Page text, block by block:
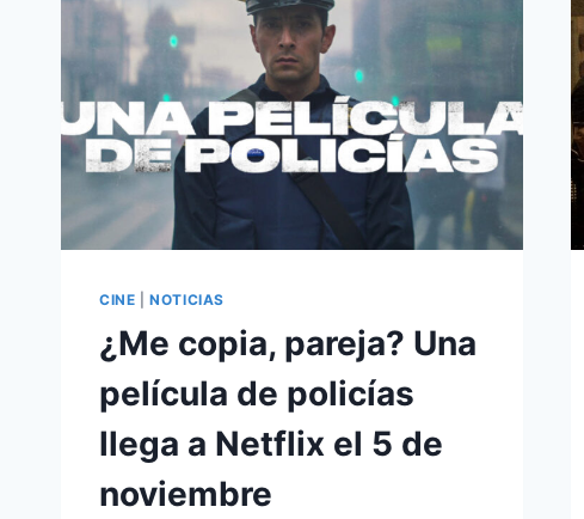
CINE |NOTICIAS
¿Me copia, pareja? Una
película de policías
llega a Netflix el 5 de
noviembre